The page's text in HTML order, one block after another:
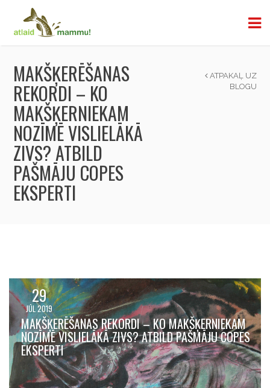
MAKŠĶERĒŠANAS
REKORDI – KO
MAKŠĶERNIEKAM
NOZĪMĒ VISLIELĀKĀ
ZIVS? ATBILD
PAŠMĀJU COPES
EKSPERTI
ATPAKAĻ UZ
BLOGU
29
JŪL 2019
MAKŠĶERĒŠANAS REKORDI – KO MAKŠĶERNIEKAM
NOZĪMĒ VISLIELĀKĀ ZIVS? ATBILD PAŠMĀJU COPES
EKSPERTI